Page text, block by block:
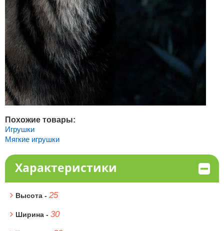
Похожие товары:
Игрушки
Мягкие игрушки
Характеристики
Высота - 25
Ширина - 30